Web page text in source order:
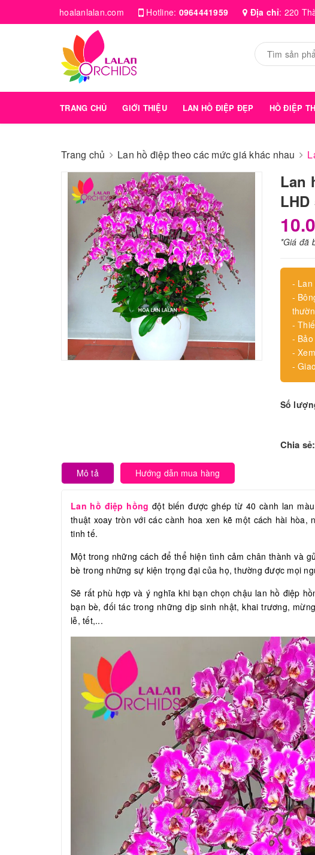
hoalanlalan.com Hotline: 0964441959 Địa chỉ: 220
TRANG CHỦ GIỚI THIỆU LAN HỒ ĐIỆP ĐẸP HỒ ĐIỆP
Trang chủ Lan hồ điệp theo các mức giá khác nhau
Lan
LHD
*Giá đã
- Lan
-
-
-
-
-
Số
Chia sẻ:
Mô tả Hướng dẫn mua hàng
Lan hồ điệp hồng đột biến được ghép từ 40 cành lan
thuật xoay tròn với các cành hoa xen kẽ một cách hài
tinh tế.
Một trong những cách để thể hiện tình cảm chân thành và
bè trong những sự kiện trọng đại của họ, thường được mọi
Sẽ rất phù hợp và ý nghĩa khi bạn chọn chậu lan hồ điệp
bạn bè, đối tác trong những dịp sinh nhật, khai trương,
lễ, tết,...